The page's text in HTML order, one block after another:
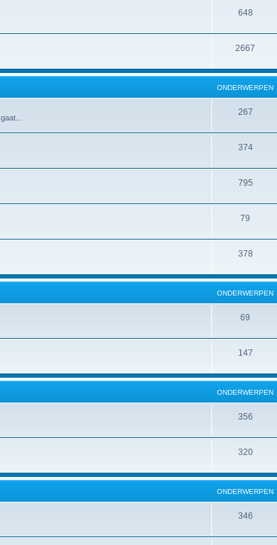
648
2667
ONDERWERPEN
267
374
795
79
378
ONDERWERPEN
69
147
ONDERWERPEN
356
320
ONDERWERPEN
346